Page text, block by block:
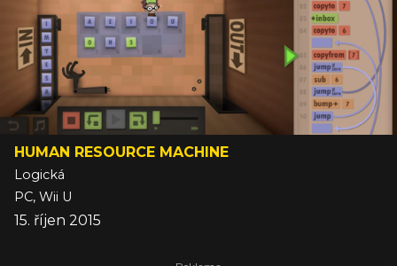
HUMAN RESOURCE MACHINE
Logická
PC, Wii U
15. říjen 2015